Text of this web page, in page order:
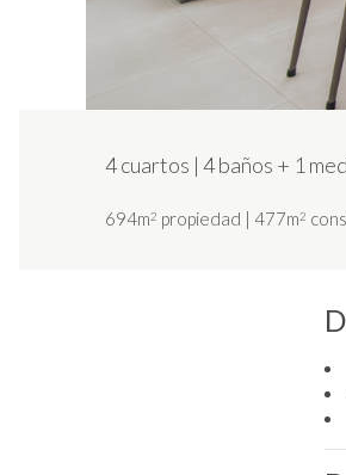
4 cuartos | 4 baños + 1
694m2 propiedad | 477m2